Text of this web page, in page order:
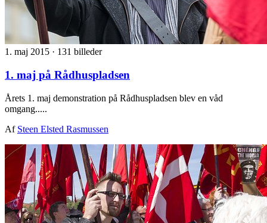
1. maj 2015 · 131 billeder
1. maj på Rådhuspladsen
Årets 1. maj demonstration på Rådhuspladsen blev en våd
omgang.....
Af Steen Elsted Rasmussen